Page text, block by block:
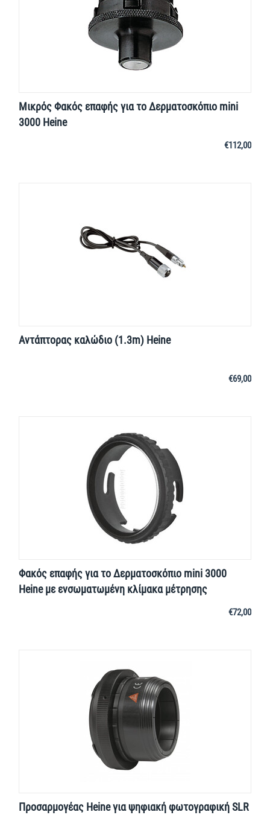
Μικρός Φακός επαφής για το Δερματοσκόπιο mini
3000 Heine
€112,00
Αντάπτορας καλώδιο (1.3m) Heine
€69,00
Φακός επαφής για το Δερματοσκόπιο mini 3000
Heine με ενσωματωμένη κλίμακα μέτρησης
€72,00
Προσαρμογέας Heine για ψηφιακή φωτογραφική SLR